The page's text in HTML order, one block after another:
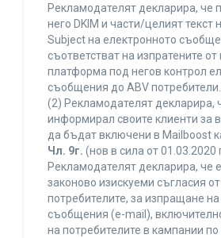
Рекламодателят декларира, че
него DKIM и части/целият текст
Subject на електронното
съответстват на изпратените от
платформа под негов контрол
съобщения до ABV потребители.
(2) Рекламодателят декларира,
информирал своите клиенти за
да бъдат включени в Mailboost
Чл. 9г. (нов в сила от 01.03.2020
Рекламодателят декларира, че
законово изискуеми съгласия
потребителите, за изпращане
съобщения (e-mail),
на потребителите в кампании